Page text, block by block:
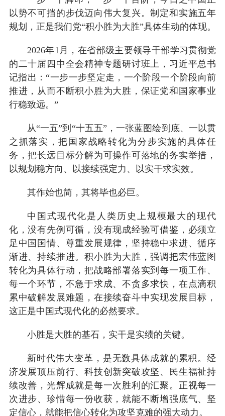
以势不可挡的步伐迈向伟大复兴。制定和实施五年
规划，正是我们党“积小胜为大胜”具体生动的体现。
2026年1月，在省部级主要领导干部学习贯彻党
的二十届四中全会精神专题研讨班上，习近平总书
记指出：“一步一步坚定走，一个阶段一个阶段向前
推进，从而不断积小胜为大胜，保证党和国家事业
行稳致远。”
从“一五”到“十五五”，一张蓝图绘到底、一以贯
之抓落实，把国家战略转化为分步实施的具体任
务，把长远目标分解为可操作可落地的务实举措，
以规划稳方向、以接续强定力、以实干求实效。
其作始也简，其将毕也必巨。
中国式现代化是人类历史上规模最大的现代
化，没有先例可循，没有现成经验可借鉴，必须立
足中国国情、尊重发展规律，坚持稳中求进、循序
渐进、持续推进。积小胜为大胜，强调把宏伟蓝图
转化为具体行动，把战略部署落实到每一项工作、
每一个环节，不急于求成、不贪多求快，在点滴积
累中破解发展难题，在接续奋斗中实现发展目标，
这正是中国式现代化的必然要求。
小胜是大胜的基石，实干是实绩的关键。
新时代伟大变革，是无数具体成就的累积。经
济发展顶压前行、科技创新突破攻坚、民生福祉持
续改善，光辉成就是每一次胜利的汇聚。正视每一
次进步、珍惜每一份收获，就能不断增强底气、坚
定信心，就能把信心转化为攻坚克难的强大动力。